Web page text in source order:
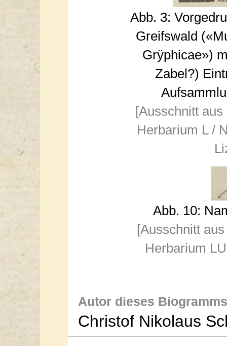
Abb. 3:
Greifswald
Grÿphicae»)
Zabel?)
[Ausschnitt
Herbarium L /
Abb. 10:
[Ausschnitt
Herbarium
Autor dieses
Christof Nikolaus